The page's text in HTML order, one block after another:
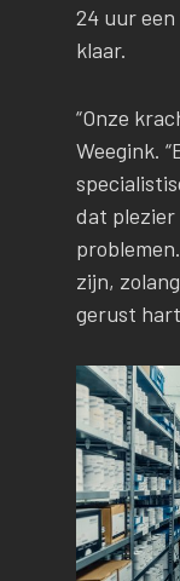
24 uur een
klaar.
“Onze
Weegink.
dat plezier
zijn,
gerust